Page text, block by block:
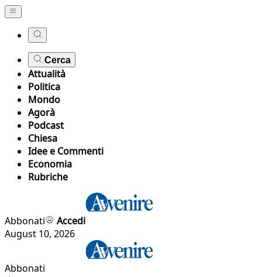
Cerca
Attualità
Politica
Mondo
Agorà
Podcast
Chiesa
Idee e Commenti
Economia
Rubriche
Abbonati
Accedi
August 10, 2026
Abbonati